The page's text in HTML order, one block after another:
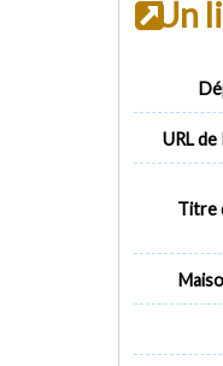
Un
URL
Titre